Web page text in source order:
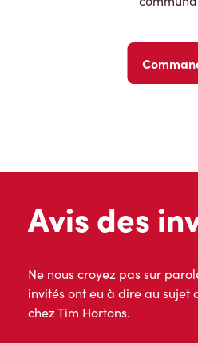
Avis des
Ne nous croyez pas sur
invités ont eu à dire au sujet
chez Tim Hortons.